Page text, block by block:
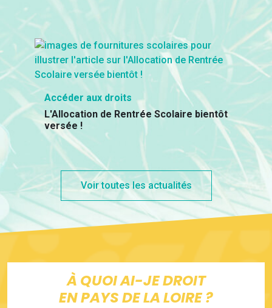
Accéder aux droits
L'Allocation de Rentrée Scolaire bientôt
versée !
Voir toutes les actualités
À QUOI AI-JE DROIT
EN PAYS DE LA LOIRE ?